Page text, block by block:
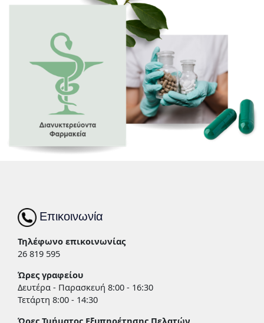
Επικοινωνία
Τηλέφωνο επικοινωνίας
26 819 595
Ώρες γραφείου
Δευτέρα - Παρασκευή 8:00 - 16:30
Τετάρτη 8:00 - 14:30
Ώρες Τμήματος Εξυπηρέτησης Πελατών